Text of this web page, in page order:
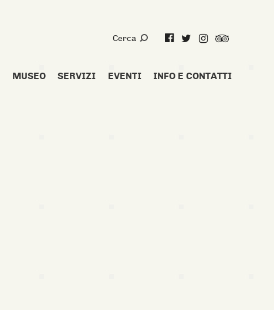
Facebook
TwitterInstagram
Trip
Cerca
MUSEO SERVIZI EVENTI INFO E CONTATTI